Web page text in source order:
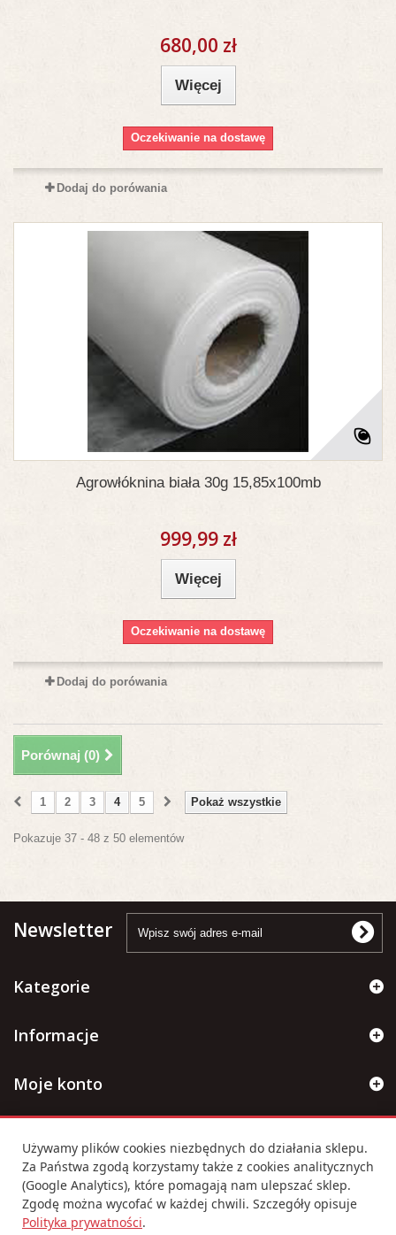
680,00 zł
Więcej
Oczekiwanie na dostawę
Dodaj do porówania
Agrowłóknina biała 30g 15,85x100mb
999,99 zł
Więcej
Oczekiwanie na dostawę
Dodaj do porówania
Porównaj (0)
Pokaż wszystkie
1 2 3 4 5
Pokazuje 37 - 48 z 50 elementów
Newsletter
Kategorie
Informacje
Moje konto
Ustawienia cookies
Używamy plików cookies niezbędnych do działania sklepu.
Za Państwa zgodą korzystamy także z cookies analitycznych
(Google Analytics), które pomagają nam ulepszać sklep.
Zgodę można wycofać w każdej chwili. Szczegóły opisuje
Polityka prywatności.